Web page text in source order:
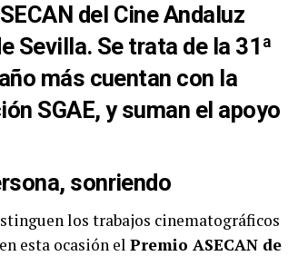
del Cine Andaluz
Sevilla. Se trata de la 31ª
más cuentan con la
SGAE, y suman el apoyo
los trabajos cinematográficos
esta ocasión el Premio ASECAN de